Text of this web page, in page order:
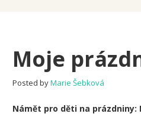
Moje
Posted byMarie Šebková
Námět pro děti na prázdniny: